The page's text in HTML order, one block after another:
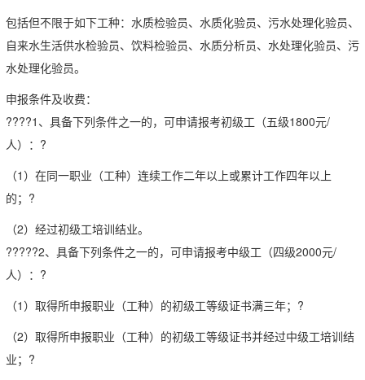
包括但不限于如下工种：水质检验员、水质化验员、污水处理化验员、
自来水生活供水检验员、饮料检验员、水质分析员、水处理化验员、污
水处理化验员。
申报条件及收费：
????1、具备下列条件之一的，可申请报考初级工（五级1800元/
人）：?
（1）在同一职业（工种）连续工作二年以上或累计工作四年以上
的；?
（2）经过初级工培训结业。
?????2、具备下列条件之一的，可申请报考中级工（四级2000元/
人）：?
（1）取得所申报职业（工种）的初级工等级证书满三年；?
（2）取得所申报职业（工种）的初级工等级证书并经过中级工培训结
业；?